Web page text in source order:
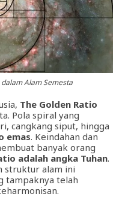
Alam Semesta
The Golden Ratio
Pola spiral yang
cangkang siput, hingga
emas. Keindahan dan
banyak orang
adalah angka Tuhan.
struktur alam ini
tampaknya telah